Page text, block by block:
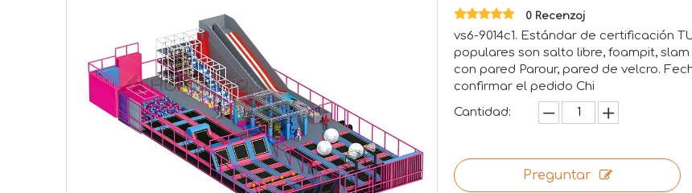
0 Recenzoj
vs6-9014c1. Estándar de certificación
populares son salto libre, foampit,
con pared Parour, pared de velcro.
confirmar el pedido Chi
Cantidad:
Preguntar